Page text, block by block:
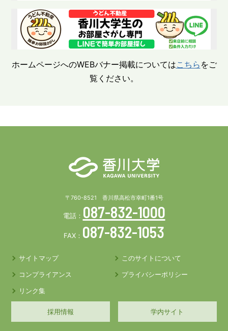
ホームページへのWEBバナー掲載についてはこちら をご
覧ください。
〒760-8521 香川県高松市幸町1番1号
電話： 087-832-1000
FAX： 087-832-1053
サイトマップ
このサイトについて
コンプライアンス
プライバシーポリシー
リンク集
採用情報 学内サイト